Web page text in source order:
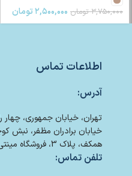
۳,۷۵۰,۰۰۰ تومان ۲,۵۰۰,۰۰۰تومان
اطلاعات تماس
آدرس:
تهران، خیابان جمهوری، چهار
خیابان برادران مظفر، نبش
همکف، پلاک 3، فروشگاه مینتی
تلفن تماس: